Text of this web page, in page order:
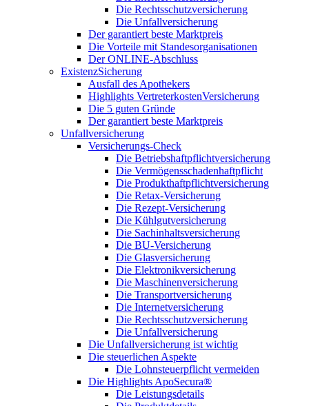
Die Rechtsschutzversicherung
Die Unfallversicherung
Der garantiert beste Marktpreis
Die Vorteile mit Standesorganisationen
Der ONLINE-Abschluss
ExistenzSicherung
Ausfall des Apothekers
Highlights VertreterkostenVersicherung
Die 5 guten Gründe
Der garantiert beste Marktpreis
Unfallversicherung
Versicherungs-Check
Die Betriebshaftpflichtversicherung
Die Vermögensschadenhaftpflicht
Die Produkthaftpflichtversicherung
Die Retax-Versicherung
Die Rezept-Versicherung
Die Kühlgutversicherung
Die Sachinhaltsversicherung
Die BU-Versicherung
Die Glasversicherung
Die Elektronikversicherung
Die Maschinenversicherung
Die Transportversicherung
Die Internetversicherung
Die Rechtsschutzversicherung
Die Unfallversicherung
Die Unfallversicherung ist wichtig
Die steuerlichen Aspekte
Die Lohnsteuerpflicht vermeiden
Die Highlights ApoSecura®
Die Leistungsdetails